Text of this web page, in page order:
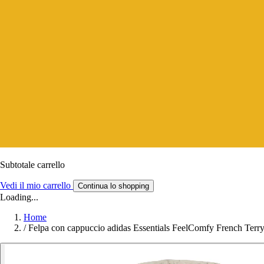
Subtotale carrello
Vedi il mio carrello Continua lo shopping
Loading...
Home
/ Felpa con cappuccio adidas Essentials FeelComfy French Terry